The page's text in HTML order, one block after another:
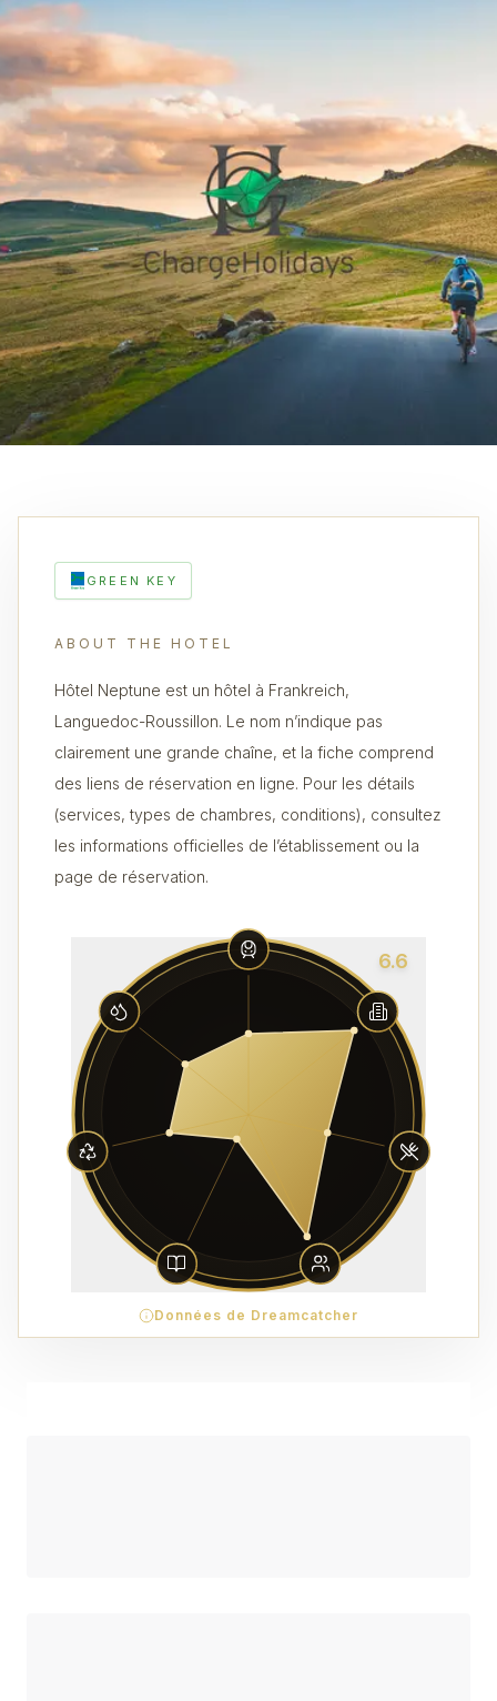
GREEN KEY
ABOUT THE HOTEL
Hôtel Neptune est un hôtel à Frankreich,
Languedoc-Roussillon. Le nom n’indique pas
clairement une grande chaîne, et la fiche comprend
des liens de réservation en ligne. Pour les détails
(services, types de chambres, conditions), consultez
les informations officielles de l’établissement ou la
page de réservation.
6.6
Données de Dreamcatcher